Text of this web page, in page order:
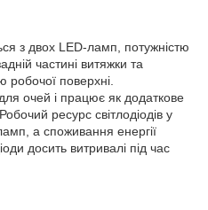
з двох LED-ламп, потужністю
частині витяжки та
поверхні.
очей і працює як додаткове
ресурс світлодіодів у
а споживання енергії
досить витривалі під час